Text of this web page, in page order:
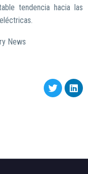
tendencia hacia las
News